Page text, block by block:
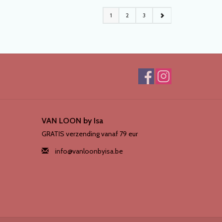
1 2 3
VAN LOON by Isa
GRATIS verzending vanaf 79 eur
info@vanloonbyisa.be